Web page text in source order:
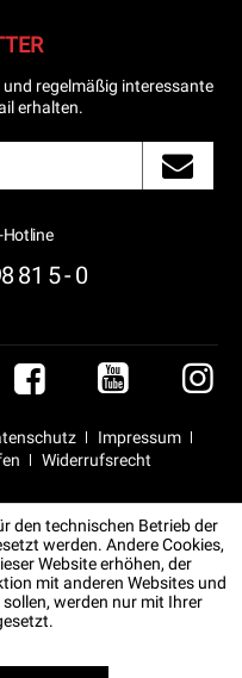
regelmäßig interessante
erhalten.
Hotline
81 5 - 0
Impressum
Widerrufsrecht
den technischen Betrieb der
werden. Andere Cookies,
Website erhöhen, der
mit anderen Websites und
werden nur mit Ihrer